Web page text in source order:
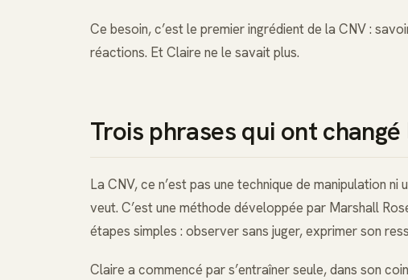
Ce besoin, c’est le premier ingrédient de la CNV :
réactions. Et Claire ne le savait plus.
Trois phrases qui ont
La CNV, ce n’est pas une technique de manipulation
veut. C’est une méthode développée par Marshall
étapes simples : observer sans juger, exprimer son
Claire a commencé par s’entraîner seule, dans son